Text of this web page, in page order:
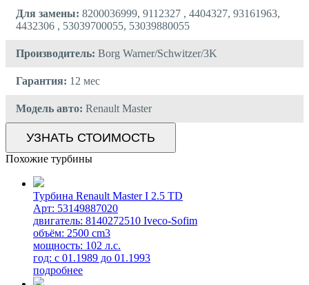
Для замены: 8200036999, 9112327 , 4404327, 93161963,
4432306 , 53039700055, 53039880055
Производитель: Borg Warner/Schwitzer/3K
Гарантия: 12 мес
Модель авто: Renault Master
УЗНАТЬ СТОИМОСТЬ
Похожие турбины
Турбина Renault Master I 2.5 TD
Арт: 53149887020
двигатель: 8140272510 Iveco-Sofim
объём: 2500 cm3
мощность: 102 л.с.
год: с 01.1989 до 01.1993
подробнее